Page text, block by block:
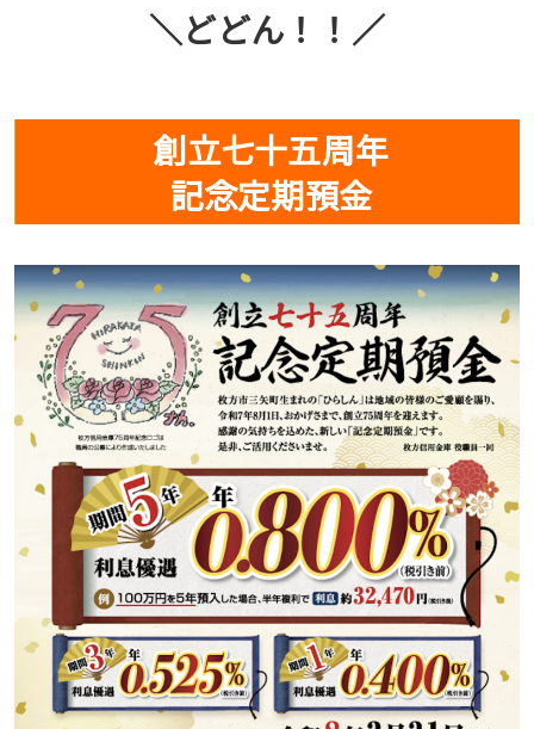
＼どどん！！／
創立七十五周年
記念定期預金